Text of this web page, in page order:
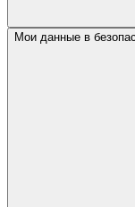
Мои данные в